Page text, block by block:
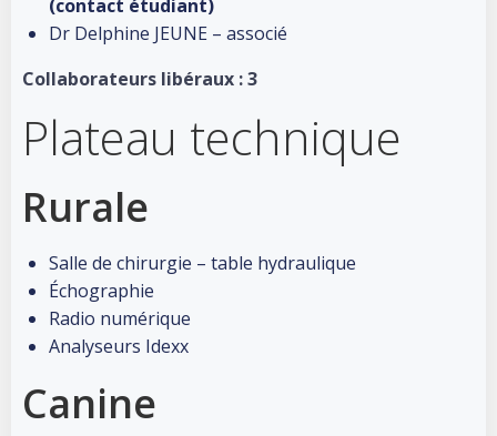
(contact étudiant)
Dr Delphine JEUNE – associé
Collaborateurs libéraux : 3
Plateau technique
Rurale
Salle de chirurgie – table hydraulique
Échographie
Radio numérique
Analyseurs Idexx
Canine